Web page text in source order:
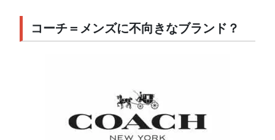
コーチ＝メンズに不向きなブランド？